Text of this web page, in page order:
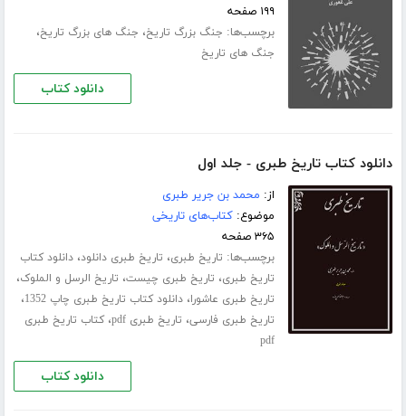
۱۹۹ صفحه
برچسب‌ها: جنگ بزرگ تاریخ، جنگ های بزرگ تاریخ،
جنگ های تاریخ
دانلود کتاب
دانلود کتاب تاریخ طبری - جلد اول
از: محمد بن جریر طبری
موضوع:کتاب‌های تاریخی
۳۶۵ صفحه
برچسب‌ها: تاریخ طبری، تاریخ طبری دانلود،دانلود کتاب
تاریخ طبری، تاریخ طبری چیست، تاریخ الرسل و الملوک،
تاریخ طبری عاشورا،دانلود کتاب تاریخ طبری چاپ 1352 ،
تاریخ طبری فارسی، تاریخ طبری pdf ،کتاب تاریخ طبری
pdf
دانلود کتاب